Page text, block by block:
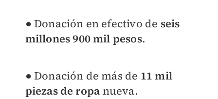
● Donación en efectivo de seis
millones 900 mil pesos.
● Donación de más de 11 mil
piezas de ropa nueva.